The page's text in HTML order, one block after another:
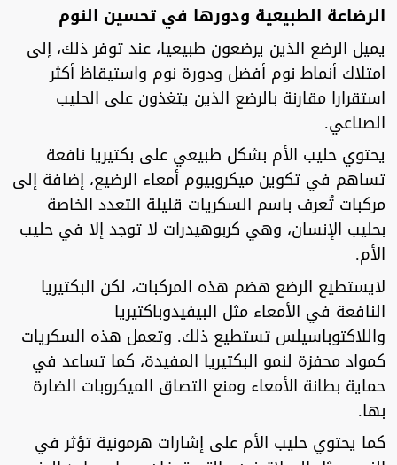
الرضاعة الطبيعية ودورها في تحسين النوم
يميل الرضع الذين يرضعون طبيعيا، عند توفر ذلك، إلى
امتلاك أنماط نوم أفضل ودورة نوم واستيقاظ أكثر
استقرارا مقارنة بالرضع الذين يتغذون على الحليب
الصناعي.
يحتوي حليب الأم بشكل طبيعي على بكتيريا نافعة
تساهم في تكوين ميكروبيوم أمعاء الرضيع، إضافة إلى
مركبات تُعرف باسم السكريات قليلة التعدد الخاصة
بحليب الإنسان، وهي كربوهيدرات لا توجد إلا في حليب
الأم.
لايستطيع الرضع هضم هذه المركبات، لكن البكتيريا
النافعة في الأمعاء مثل البيفيدوباكتيريا
واللاكتوباسيلس تستطيع ذلك. وتعمل هذه السكريات
كمواد محفزة لنمو البكتيريا المفيدة، كما تساعد في
حماية بطانة الأمعاء ومنع التصاق الميكروبات الضارة
بها.
كما يحتوي حليب الأم على إشارات هرمونية تؤثر في